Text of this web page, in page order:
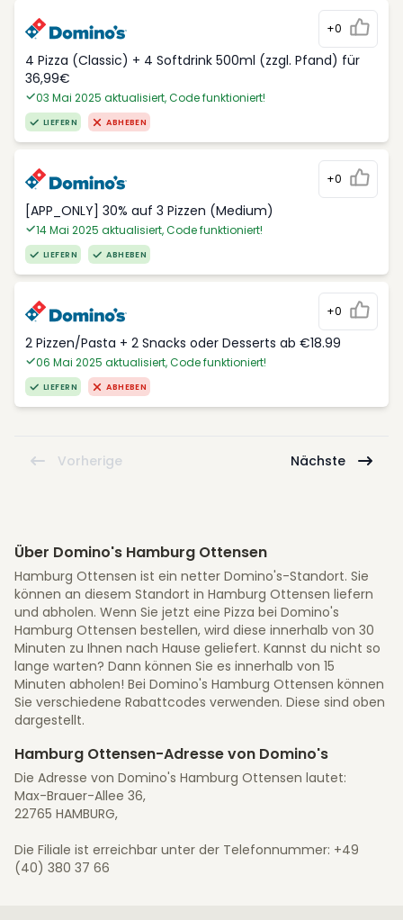
+0
4 Pizza (Classic) + 4 Softdrink 500ml (zzgl. Pfand) für
36,99€
03 Mai 2025 aktualisiert, Code funktioniert!
LIEFERN ABHEBEN
+0
[APP_ONLY] 30% auf 3 Pizzen (Medium)
14 Mai 2025 aktualisiert, Code funktioniert!
LIEFERN ABHEBEN
+0
2 Pizzen/Pasta + 2 Snacks oder Desserts ab €18.99
06 Mai 2025 aktualisiert, Code funktioniert!
LIEFERN ABHEBEN
Vorherige Nächste
Über Domino's Hamburg Ottensen
Hamburg Ottensen ist ein netter Domino's-Standort. Sie
können an diesem Standort in Hamburg Ottensen liefern
und abholen. Wenn Sie jetzt eine Pizza bei Domino's
Hamburg Ottensen bestellen, wird diese innerhalb von 30
Minuten zu Ihnen nach Hause geliefert. Kannst du nicht so
lange warten? Dann können Sie es innerhalb von 15
Minuten abholen! Bei Domino's Hamburg Ottensen können
Sie verschiedene Rabattcodes verwenden. Diese sind oben
dargestellt.
Hamburg Ottensen-Adresse von Domino's
Die Adresse von Domino's Hamburg Ottensen lautet:
Max-Brauer-Allee 36,
22765 HAMBURG,
Die Filiale ist erreichbar unter der Telefonnummer: +49
(40) 380 37 66